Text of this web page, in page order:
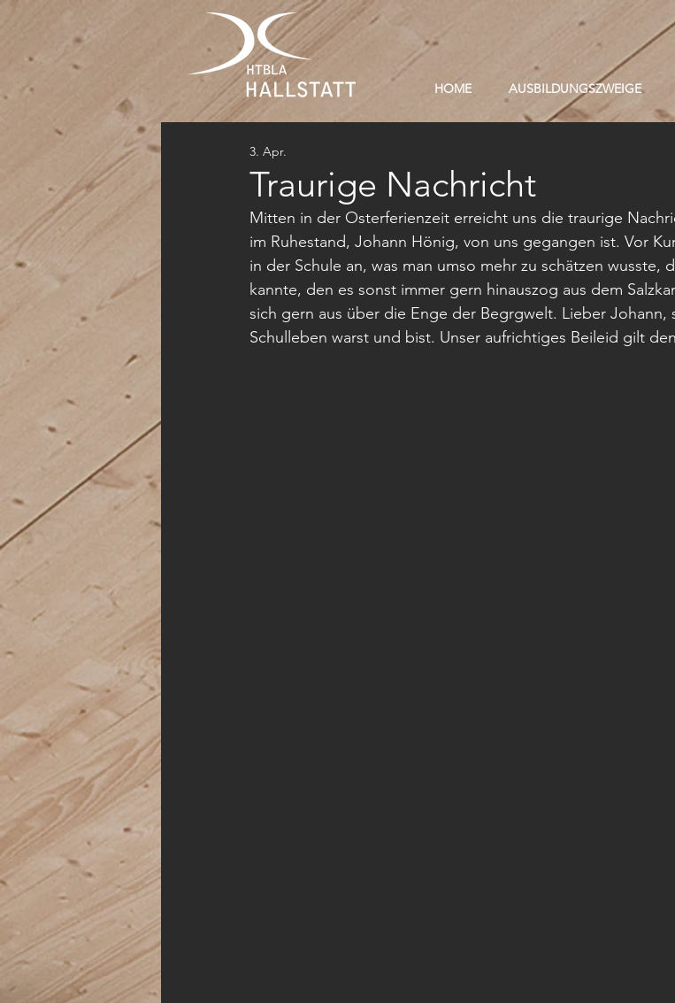
HOME AUSBILDUNGSZWEIGE
Traurige Nachricht
3. Apr.
Mitten in der Osterferienzeit erreicht uns die traurige
im Ruhestand, Johann Hönig, von uns gegangen ist. Vor
in der Schule an, was man umso mehr zu schätzen wusste,
kannte, den es sonst immer gern hinauszog aus dem
sich gern aus über die Enge der Begrgwelt. Lieber Johann,
Schulleben warst und bist. Unser aufrichtiges Beileid gilt